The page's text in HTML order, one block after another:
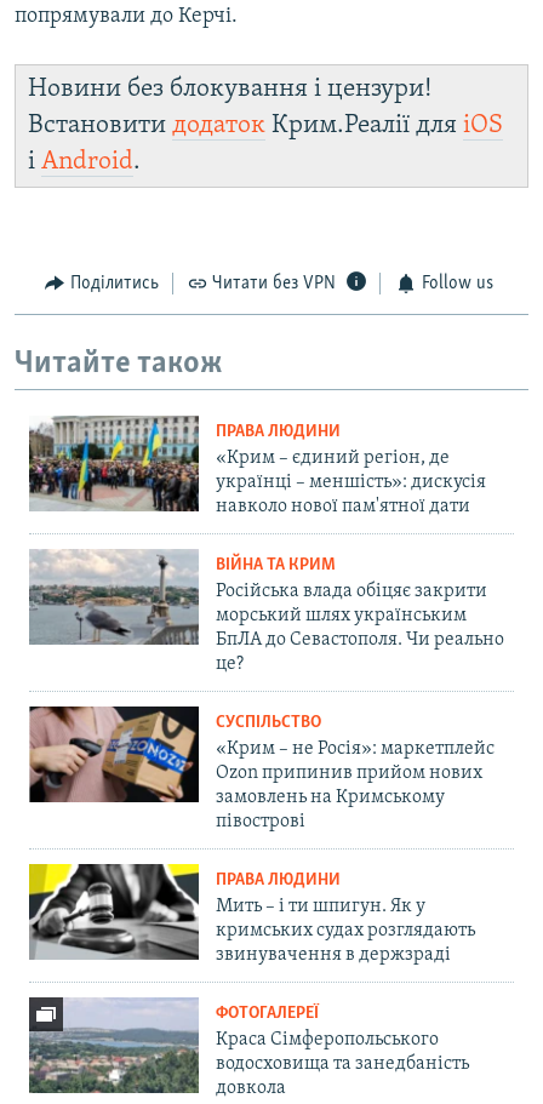
попрямували до Керчі.
Новини без блокування і цензури!
Встановити додаток Крим.Реалії для iOS
і Android.
Поділитись Читати без VPN Follow us
Читайте також
ПРАВА ЛЮДИНИ
«Крим – єдиний регіон, де
українці – меншість»: дискусія
навколо нової пам'ятної дати
ВІЙНА ТА КРИМ
Російська влада обіцяє закрити
морський шлях українським
БпЛА до Севастополя. Чи реально
це?
СУСПІЛЬСТВО
«Крим – не Росія»: маркетплейс
Ozon припинив прийом нових
замовлень на Кримському
півострові
ПРАВА ЛЮДИНИ
Мить – і ти шпигун. Як у
кримських судах розглядають
звинувачення в держзраді
ФОТОГАЛЕРЕЇ
Краса Сімферопольського
водосховища та занедбаність
довкола